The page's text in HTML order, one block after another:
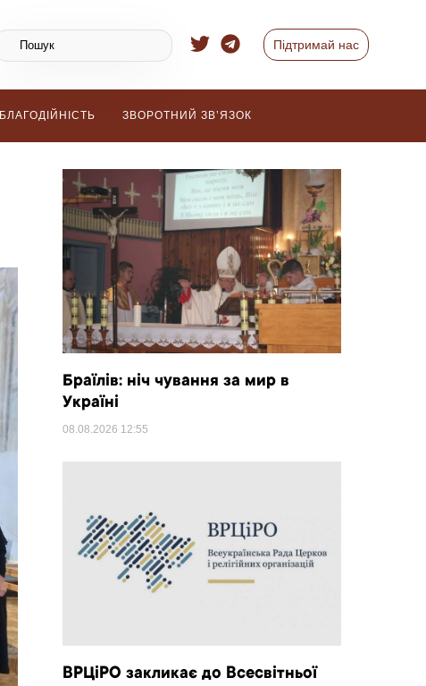
Підтримай нас
БЛАГОДІЙНІСТЬ ЗВОРОТНИЙ ЗВ’ЯЗОК
Браїлів: ніч чування за мир в
Україні
08.08.2026 12:55
ВРЦіРО закликає до Всесвітньої